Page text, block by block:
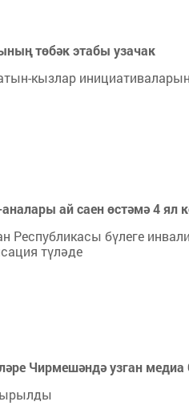
төбәк этабы узачак
кызлар
ай саен өстәмә 4 ял
бүлеге
түләде
Чирмешәндә узган